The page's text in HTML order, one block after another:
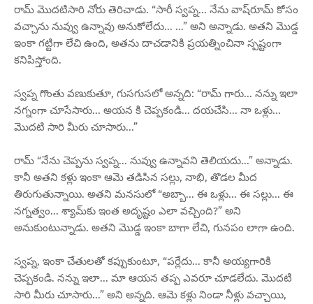
రామ్ మొదటిసారి నోరు తెరిచాడు. “సారీ స్వప్న... నేను వాష్‌రూమ్ కోసం
వచ్చాను నువ్వు ఉన్నావు అనుకోలేదు... ...” అని అన్నాడు. అతని మొడ్డ
ఇంకా గట్టిగా లేచి ఉంది, అతను దాచడానికి ప్రయత్నించినా స్పష్టంగా
కనిపిస్తోంది.
స్వప్న గొంతు వణుకుతూ, గుసగుసలో అన్నది: “రామ్ గారు... నన్ను ఇలా
నగ్నంగా చూసేసారు... అయన కి చెప్పకండి... దయచేసి... నా ఒళ్లు...
మొదటి సారి మీరు చూసారు...”
రామ్ “నేను చెప్పను స్వప్న... నువ్వు ఉన్నావని తెలియదు...” అన్నాడు.
కానీ అతని కళ్లు ఇంకా ఆమె తడిసిన సల్లు, నాభి, తొడల మీద
తిరుగుతున్నాయి. అతని మనసులో “అబ్బా... ఈ ఒళ్లు... ఈ సల్లు... ఈ
నగ్నత్వం... శ్యామ్‌కు ఇంత అదృష్టం ఎలా వచ్చింది?” అని
అనుకుంటున్నాడు. అతని మొడ్డ ఇంకా బాగా లేచి, గునపం లాగా ఉంది.
స్వప్న, ఇంకా చేతులతో కప్పుకుంటూ, “పర్లేదు... కానీ అయ్యగారికి
చెప్పకండి. నన్ను ఇలా... మా ఆయన తప్ప ఎవరూ చూడలేదు. మొదటి
సారి మీరు చూసారు...” అని అన్నది. ఆమె కళ్లు నిండా నీళ్లు వచ్చాయి,